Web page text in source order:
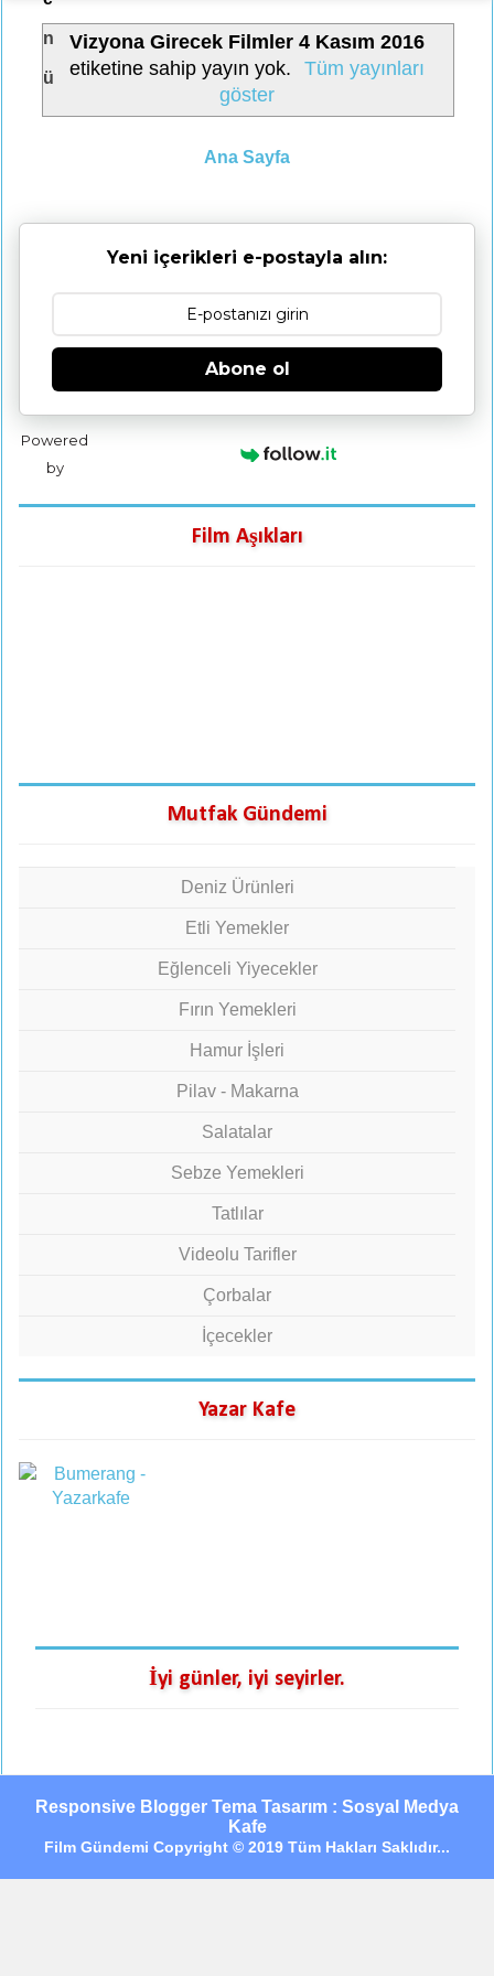
n
ü
Vizyona Girecek Filmler 4 Kasım 2016
etiketine sahip yayın yok.
Tüm yayınları
göster
Ana Sayfa
Yeni içerikleri e-postayla alın:
Abone ol
Powered
by
Film Aşıkları
Mutfak Gündemi
Deniz Ürünleri
Etli Yemekler
Eğlenceli Yiyecekler
Fırın Yemekleri
Hamur İşleri
Pilav - Makarna
Salatalar
Sebze Yemekleri
Tatlılar
Videolu Tarifler
Çorbalar
İçecekler
Yazar Kafe
İyi günler, iyi seyirler.
Responsive Blogger Tema Tasarım : Sosyal Medya
Kafe
Film Gündemi Copyright © 2019 Tüm Hakları Saklıdır...